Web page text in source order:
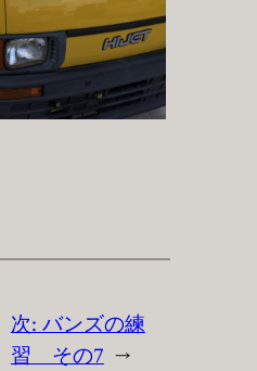
次: バンズの練
習 その7 →